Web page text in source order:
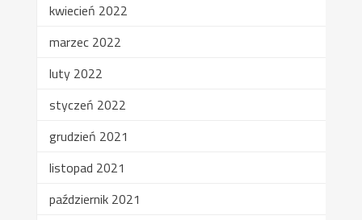
kwiecień 2022
marzec 2022
luty 2022
styczeń 2022
grudzień 2021
listopad 2021
październik 2021